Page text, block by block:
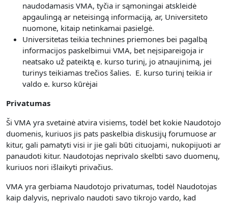
naudodamasis VMA, tyčia ir sąmoningai atskleidė
apgaulingą ar neteisingą informaciją, ar, Universiteto
nuomone, kitaip netinkamai pasielgė.
Universitetas teikia technines priemones bei pagalbą
informacijos paskelbimui VMA, bet neįsipareigoja ir
neatsako už pateiktą e. kurso turinį, jo atnaujinimą, jei
turinys teikiamas trečios šalies. E. kurso turinį teikia ir
valdo e. kurso kūrėjai
Privatumas
Ši VMA yra svetainė atvira visiems, todėl bet kokie Naudotojo
duomenis, kuriuos jis pats paskelbia diskusijų forumuose ar
kitur, gali pamatyti visi ir jie gali būti cituojami, nukopijuoti ar
panaudoti kitur. Naudotojas neprivalo skelbti savo duomenų,
kuriuos nori išlaikyti privačius.
VMA yra gerbiama Naudotojo privatumas, todėl Naudotojas
kaip dalyvis, neprivalo naudoti savo tikrojo vardo, kad